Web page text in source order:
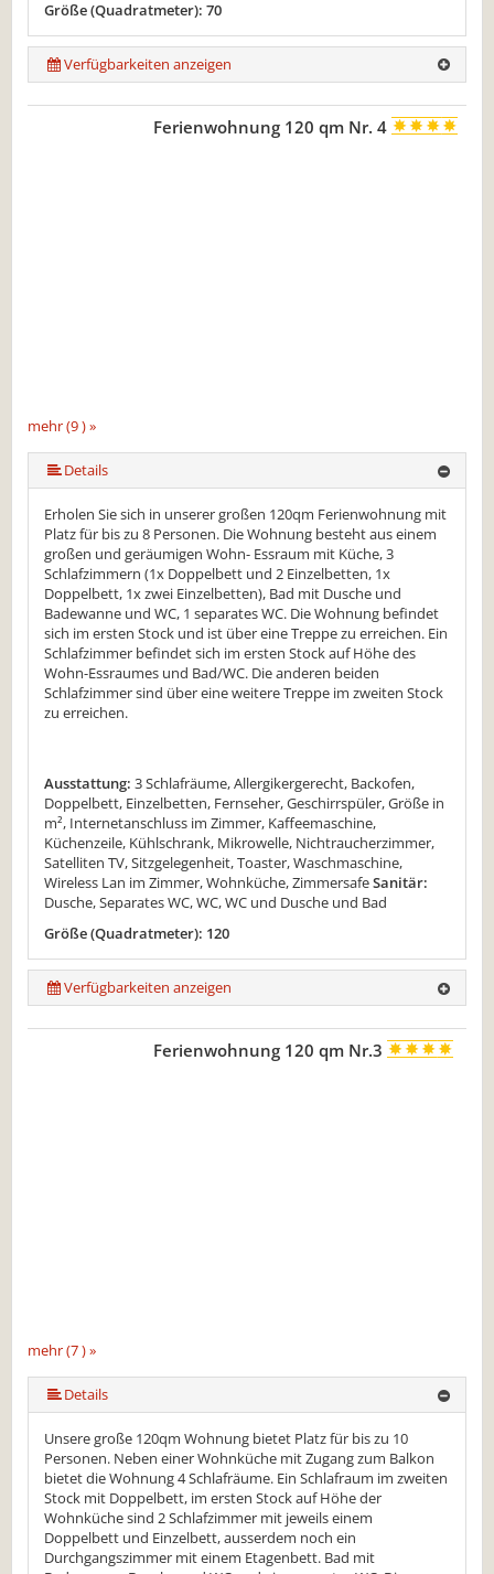
Größe (Quadratmeter): 70
Verfügbarkeiten anzeigen
mehr (9 ) »
mehr (9 ) »
mehr (9 ) »
mehr (9 ) »
mehr (9 ) »
mehr (9 ) »
Ferienwohnung 120 qm Nr. 4
Details
Erholen Sie sich in unserer großen 120qm Ferienwohnung mit
Platz für bis zu 8 Personen. Die Wohnung besteht aus einem
großen und geräumigen Wohn- Essraum mit Küche, 3
Schlafzimmern (1x Doppelbett und 2 Einzelbetten, 1x
Doppelbett, 1x zwei Einzelbetten), Bad mit Dusche und
Badewanne und WC, 1 separates WC. Die Wohnung befindet
sich im ersten Stock und ist über eine Treppe zu erreichen. Ein
Schlafzimmer befindet sich im ersten Stock auf Höhe des
Wohn-Essraumes und Bad/WC. Die anderen beiden
Schlafzimmer sind über eine weitere Treppe im zweiten Stock
zu erreichen.
Ausstattung: 3 Schlafräume, Allergikergerecht, Backofen,
Doppelbett, Einzelbetten, Fernseher, Geschirrspüler, Größe in
m², Internetanschluss im Zimmer, Kaffeemaschine,
Küchenzeile, Kühlschrank, Mikrowelle, Nichtraucherzimmer,
Satelliten TV, Sitzgelegenheit, Toaster, Waschmaschine,
Wireless Lan im Zimmer, Wohnküche, ZimmersafeSanitär:
Dusche, Separates WC, WC, WC und Dusche und Bad
Größe (Quadratmeter): 120
Verfügbarkeiten anzeigen
mehr (7 ) »
mehr (7 ) »
mehr (7 ) »
mehr (7 ) »
Ferienwohnung 120 qm Nr.3
Details
Unsere große 120qm Wohnung bietet Platz für bis zu 10
Personen. Neben einer Wohnküche mit Zugang zum Balkon
bietet die Wohnung 4 Schlafräume. Ein Schlafraum im zweiten
Stock mit Doppelbett, im ersten Stock auf Höhe der
Wohnküche sind 2 Schlafzimmer mit jeweils einem
Doppelbett und Einzelbett, ausserdem noch ein
Durchgangszimmer mit einem Etagenbett. Bad mit